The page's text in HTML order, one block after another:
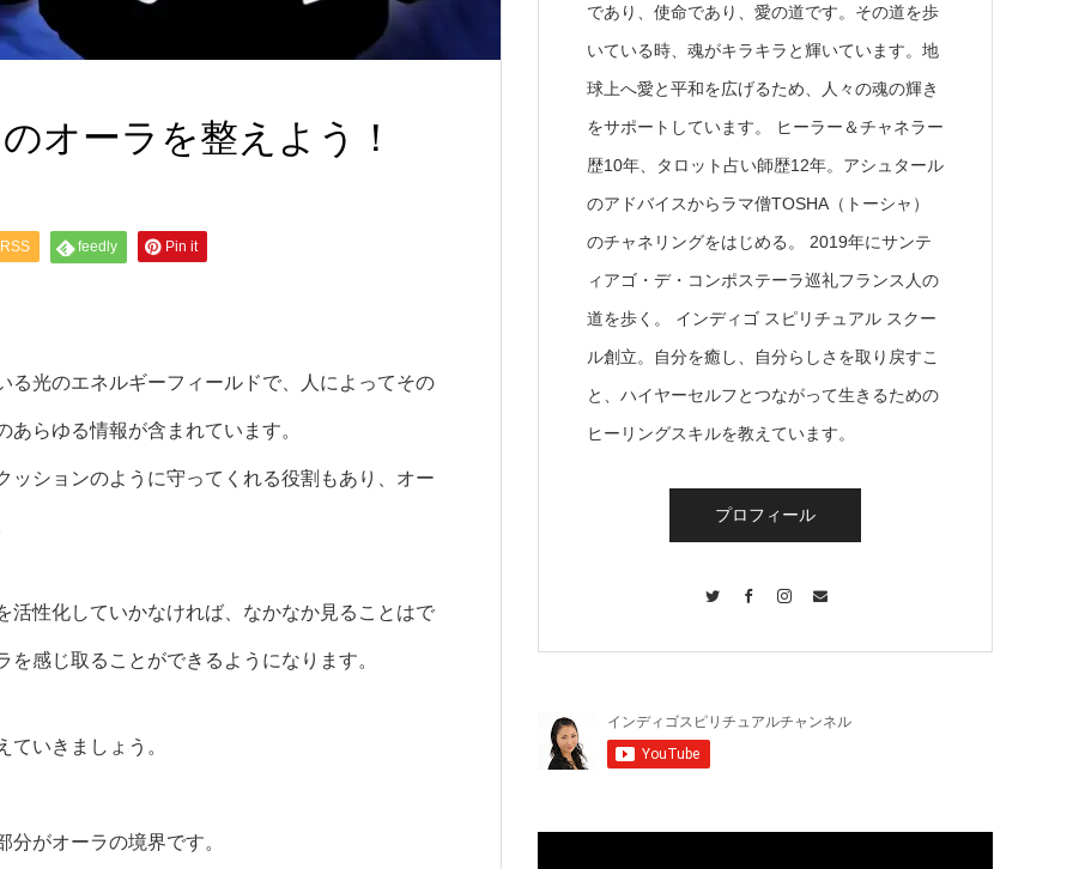
オーラを整えよう！
RSS feedly Pin it
る光のエネルギーフィールドで、人によってその
らゆる情報が含まれています。
ッションのように守ってくれる役割もあり、オー
活性化していかなければ、なかなか見ることはで
感じ取ることができるようになります。
いきましょう。
がオーラの境界です。
であり、使命であり、愛の道です。その道を歩
いている時、魂がキラキラと輝いています。地
球上へ愛と平和を広げるため、人々の魂の輝き
をサポートしています。 ヒーラー＆チャネラー
歴10年、タロット占い師歴12年。アシュタール
のアドバイスからラマ僧TOSHA（トーシャ）
のチャネリングをはじめる。 2019年にサンテ
ィアゴ・デ・コンポステーラ巡礼フランス人の
道を歩く。 インディゴ スピリチュアル スクー
ル創立。自分を癒し、自分らしさを取り戻すこ
と、ハイヤーセルフとつながって生きるための
ヒーリングスキルを教えています。
プロフィール